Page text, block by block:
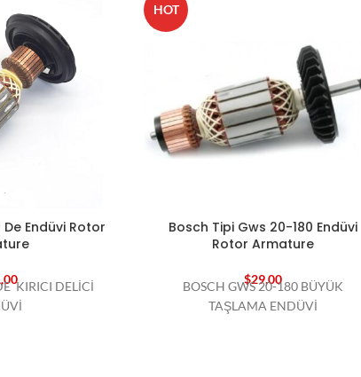
De Endüvi Rotor
KIRICI DELİCİ
HOT
Bosch Tipi Gws 20-180 Endüvi
Rotor Armature
$29,00
BOSCH GWS 20-180 BÜYÜK
TAŞLAMA ENDÜVİ